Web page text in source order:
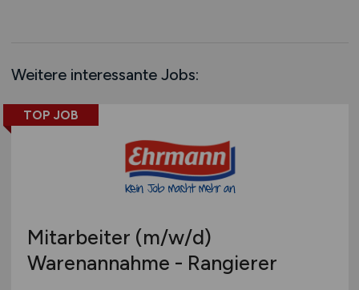
Schweiz
Europa
International
Weitere interessante Jobs:
TOP JOB
Mitarbeiter (m/w/d)
Warenannahme - Rangierer